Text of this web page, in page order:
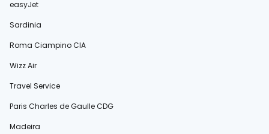
easyJet
Sardinia
Roma Ciampino CIA
Wizz Air
Travel Service
Paris Charles de Gaulle CDG
Madeira